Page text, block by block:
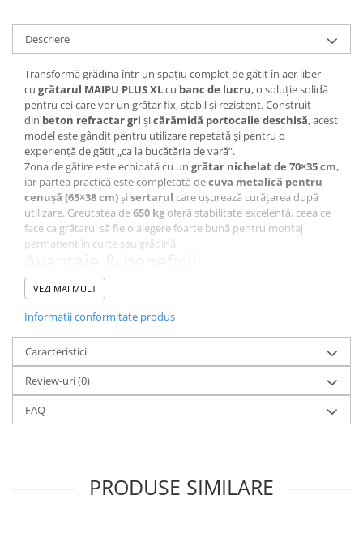
Descriere
Transformă grădina într-un spațiu complet de gătit în aer liber
cu grătarul MAIPU PLUS XLcu banc de lucru, o soluție solidă
pentru cei care vor un grătar fix, stabil și rezistent. Construit
din beton refractar gri șicărămidă portocalie deschisă, acest
model este gândit pentru utilizare repetată și pentru o
experiență de gătit „ca la bucătăria de vară”.
Zona de gătire este echipată cu un grătar nichelat de 70×35 cm,
iar partea practică este completată decuva metalică pentru
cenușă (65×38 cm)și sertarul care ușurează curățarea după
utilizare. Greutatea de650 kg oferă stabilitate excelentă, ceea ce
face ca grătarul să fie o alegere foarte bună pentru montaj
permanent în curte sau grădină.
Beton refractar + cărămidă
Banc de lucru
condimente)
Grătar nichelat 70×35 cm
multiple
Sertar pentru cenușă
Recomandări de utilizare
Așază grătarul pe o bază stabilă (platformă potrivită pentru
exterior).
a menține grătarul în stare bună.
VEZI MAI MULT
Informatii conformitate produs
Caracteristici
Review-uri(0)
FAQ
PRODUSE SIMILARE